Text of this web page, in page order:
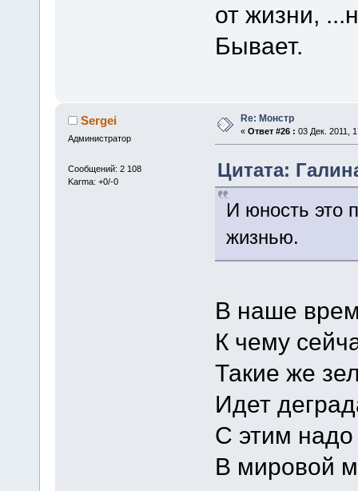
от жизни,
Бывает.
Sergei
Администратор
Сообщений: 2 108
Karma: +0/-0
Re: Монстр
« Ответ #26 : 03 Дек. 2011,
Цитата:
И юность это
жизнью.
В наше
К чему
Такие же
Идет
С этим надо
В мировой